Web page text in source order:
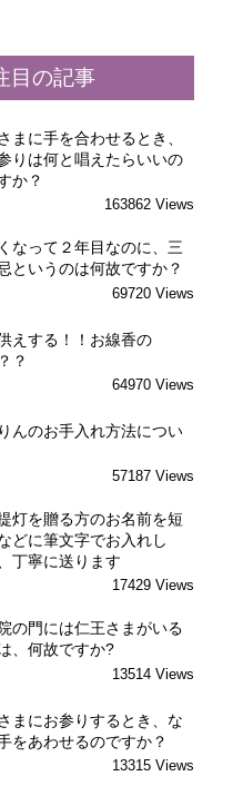
目の記事
まに手を合わせるとき、
りは何と唱えたらいいの
か？
163862 Views
なって２年目なのに、三
というのは何故ですか？
69720 Views
えする！！お線香の
？
64970 Views
んのお手入れ方法につい
57187 Views
灯を贈る方のお名前を短
どに筆文字でお入れし
丁寧に送ります
17429 Views
の門には仁王さまがいる
、何故ですか?
13514 Views
まにお参りするとき、な
をあわせるのですか？
13315 Views